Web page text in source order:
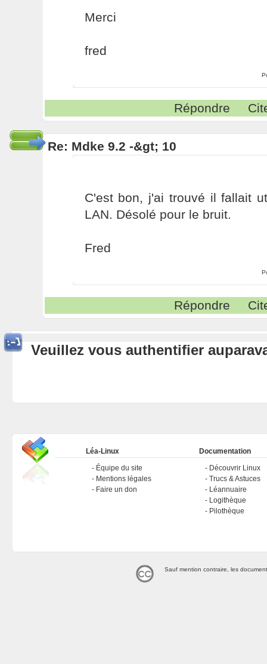
Merci
fred
Répondre
Re: Mdke 9.2 -&gt; 10
C'est bon, j'ai trouvé il fallait
LAN. Désolé pour le bruit.
Fred
Répondre
Veuillez vous authentifier
Léa-Linux
Équipe du site
Mentions légales
Faire un don
Documentation
Découvrir Linux
Trucs & Astuces
Léannuaire
Logithèque
Pilothèque
Sauf mention contraire, les